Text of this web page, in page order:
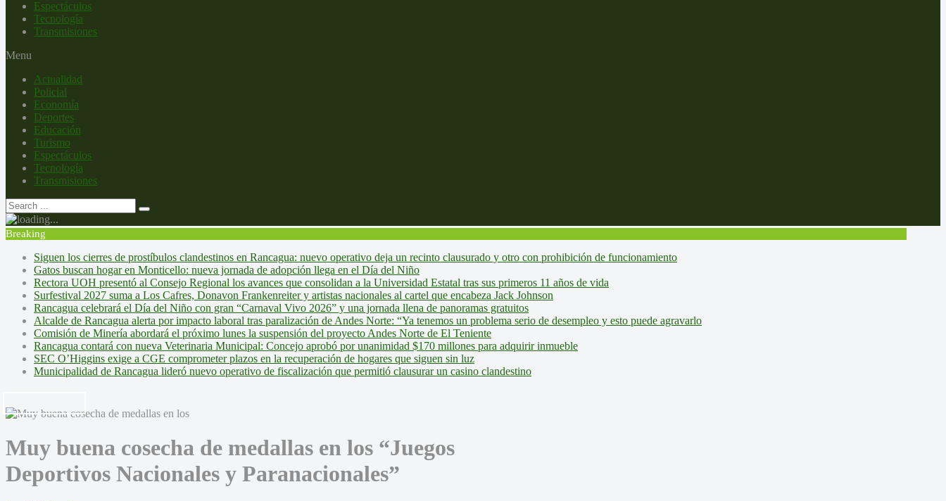
Espectáculos
Tecnología
Transmisiones
Menu
Actualidad
Policial
Economía
Deportes
Educación
Turismo
Espectáculos
Tecnología
Transmisiones
Breaking
Siguen los cierres de prostíbulos clandestinos en Rancagua: nuevo operativo deja un recinto clausurado y otro con prohibición de funcionamiento
Gatos buscan hogar en Monticello: nueva jornada de adopción llega en el Día del Niño
Rectora UOH presentó al Consejo Regional los avances que consolidan a la Universidad Estatal tras sus primeros 11 años de vida
Surfestival 2027 suma a Los Cafres, Donavon Frankenreiter y artistas nacionales al cartel que encabeza Jack Johnson
Rancagua celebrará el Día del Niño con gran “Carnaval Vivo 2026” y una jornada llena de panoramas gratuitos
Alcalde de Rancagua alerta por impacto laboral tras paralización de Andes Norte: “Ya tenemos un problema serio de desempleo y esto puede agravarlo
Comisión de Minería abordará el próximo lunes la suspensión del proyecto Andes Norte de El Teniente
Rancagua contará con nueva Veterinaria Municipal: Concejo aprobó por unanimidad $170 millones para adquirir inmueble
SEC O’Higgins exige a CGE comprometer plazos en la recuperación de hogares que siguen sin luz
Municipalidad de Rancagua lideró nuevo operativo de fiscalización que permitió clausurar un casino clandestino
Muy buena cosecha de medallas en los “Juegos
Deportivos Nacionales y Paranacionales”